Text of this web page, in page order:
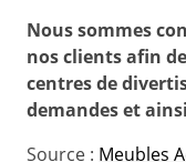
Nous sommes
nos clients afin
centres de
demandes et
Source : Meubles